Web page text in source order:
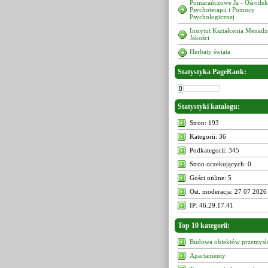
Pomarańczowe Ja - Ośrodek
Psychoterapii i Pomocy
Psychologicznej
Instytut Kształcenia
Jakości
Herbaty świata
Statystyka PageRank:
Statystyki katalogu:
Stron: 193
Kategorii: 36
Podkategorii: 345
Stron oczekujących: 0
Gości online: 5
Ost. moderacja: 27 07 2026
IP: 46.29.17.41
Top 10 kategorii:
Budowa obiektów
Apartamenty